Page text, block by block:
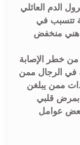
الدم العائلي
تتسبب في
منخفض
خطر الإصابة
في الرجال ممن
ممن يبلغن
بمرض قلبي
عوامل